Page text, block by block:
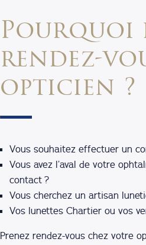
Pourquoi
rendez-
opticien ?
Vous souhaitez effectuer un
Vous avez l’aval de votre
contact ?
Vous cherchez un artisan
Vos lunettes Chartier ou vos
Prenez rendez-vous chez votre